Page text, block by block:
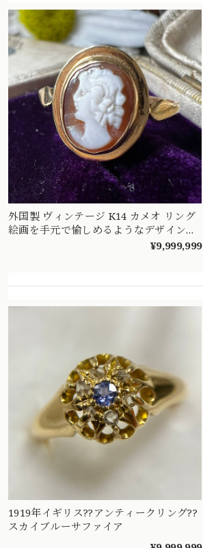
外国製 ヴィンテージ K14 カメオ リング
絵画を手元で愉しめるようなデザインの
¥9,999,999
1919年イギリス??アンティークリング??
スカイブルーサファイア